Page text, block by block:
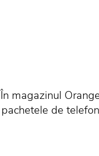
În magazinul
pachetele de